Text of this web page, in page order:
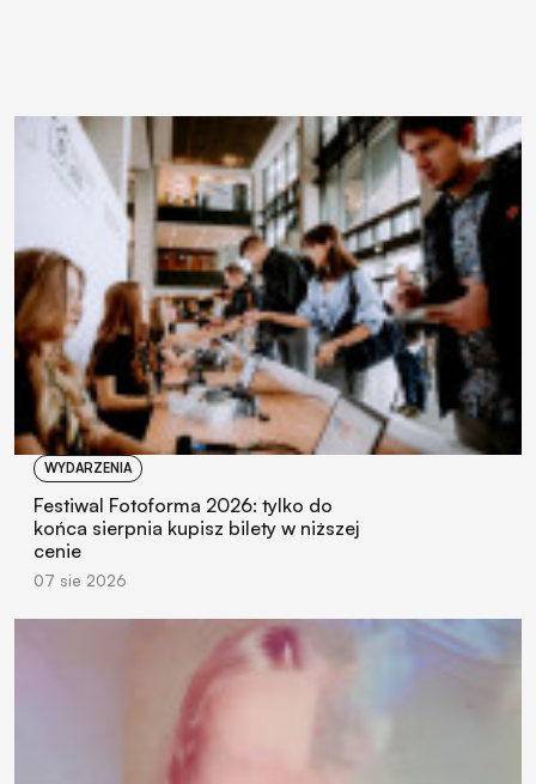
WYDARZENIA
Festiwal Fotoforma 2026: tylko do
końca sierpnia kupisz bilety w niższej
cenie
07 sie 2026